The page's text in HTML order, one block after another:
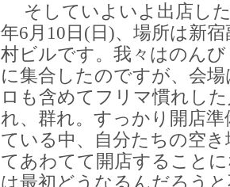
そしていよいよ出店し
年6月10日(日)、場所は新
村ビルです。我々はのん
に集合したのですが、会
ロも含めてフリマ慣れし
れ、群れ。すっかり開店
ている中、自分たちの空
てあわてて開店すること
は最初どうなるんだろう